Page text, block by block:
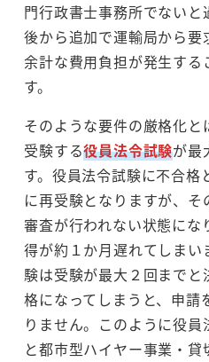
門行政書士事務所でない
後から追加で運輸局から
余計な費用負担が発生する
す。
そのような要件の厳格化
受験する役員法令試験が最
す。役員法令試験に不合格
に再受験となりますが、
審査が行われない状態にな
得が約１か月遅れてしまい
験は受験が最大２回まで
格になってしまうと、申請
りません。このように役
と都市型ハイヤー事業・